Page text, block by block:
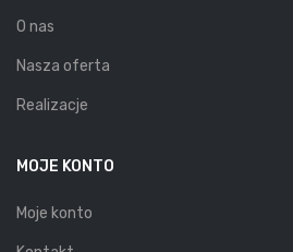
O nas
Nasza oferta
Realizacje
MOJE KONTO
Moje konto